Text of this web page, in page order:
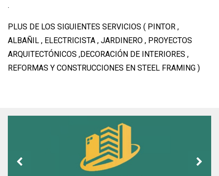
.
PLUS DE LOS SIGUIENTES SERVICIOS ( PINTOR ,
ALBAÑIL , ELECTRICISTA , JARDINERO , PROYECTOS
ARQUITECTÓNICOS ,DECORACIÓN DE INTERIORES ,
REFORMAS Y CONSTRUCCIONES EN STEEL FRAMING )